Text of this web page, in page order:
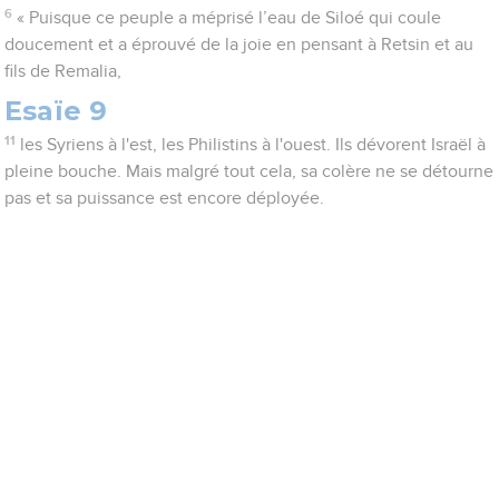
6 « Puisque ce peuple a méprisé l’eau de Siloé qui coule
doucement et a éprouvé de la joie en pensant à Retsin et au
fils de Remalia,
Esaïe 9
11
les Syriens à l'est, les Philistins à l'ouest. Ils dévorent Israël à
pleine bouche. Mais malgré tout cela, sa colère ne se détourne
pas et sa puissance est encore déployée.